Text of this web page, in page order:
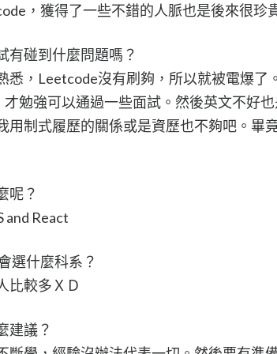
，獲得了一些不錯的人脈也是後來很珍
有碰到什麼問題嗎？
悉，Leetcode沒有刷夠，所以就被電爆了
勉強可以通過一些面試。然後英文不好也
用制式履歷的關係或是資歷也不夠吧。畢
呢？
and React
選什麼科系？
比較多ＸＤ
建議？